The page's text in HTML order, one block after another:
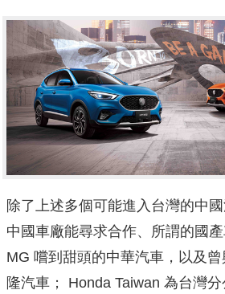
除了上述多個可能進入台灣的中
中國車廠能尋求合作、所謂的國
MG 嚐到甜頭的中華汽車，以及
隆汽車； Honda Taiwan 為台灣